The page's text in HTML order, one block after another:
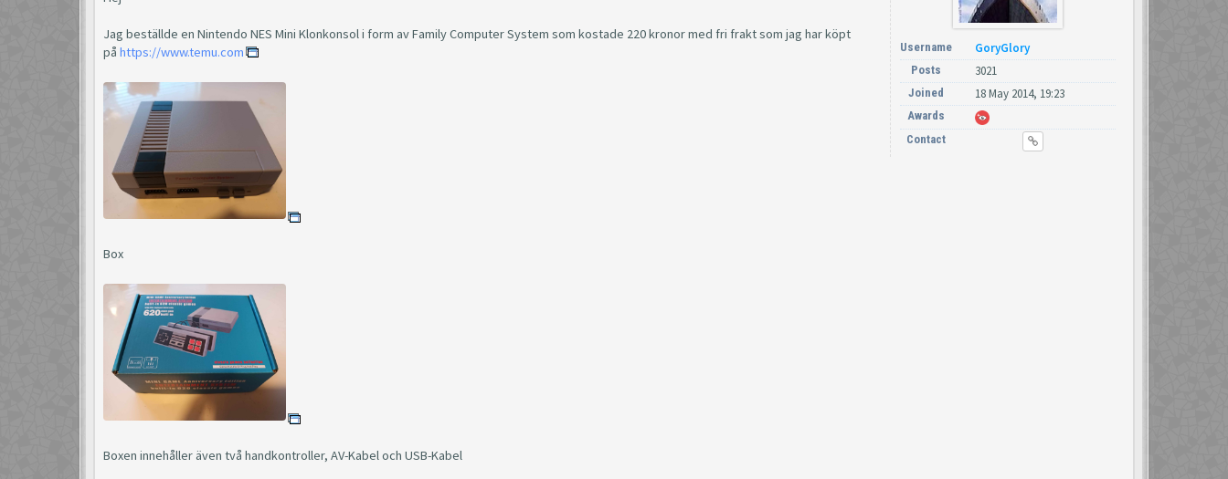
Jag beställde en Nintendo NES Mini Klonkonsol i form av Family Computer System som kostade 220 kronor med fri frakt som jag har köpt
på https://www.temu.com
Box
Boxen innehåller även två handkontroller, AV-Kabel och USB-Kabel
Username GoryGlory
Posts 3021
Joined 18 May 2014, 19:23
Awards
Contact